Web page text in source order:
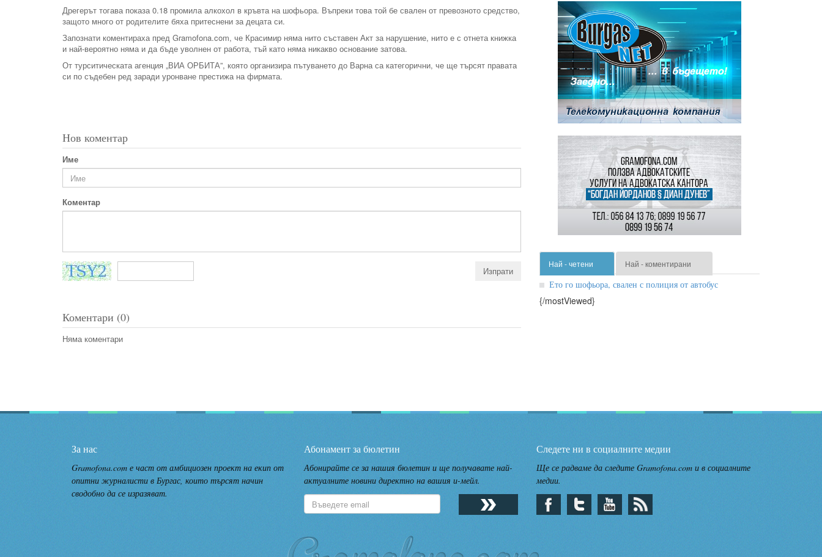
Дрегерът тогава показа 0.18 промила алкохол в кръвта на шофьора. Въпреки това той бе свален от превозното средство,
защото много от родителите бяха притеснени за децата си.
Запознати коментираха пред Gramofona.com, че Красимир няма нито съставен Акт за нарушение, нито е с отнета книжка
и най-вероятно няма и да бъде уволнен от работа, тъй като няма никакво основание затова.
От турситическата агенция „ВИА ОРБИТА”, която организира пътуването до Варна са категорични, че ще търсят правата
си по съдебен ред заради уронване престижа на фирмата.
Нов коментар
Име
Коментар
Коментари (0)
Няма коментари
Най - четени Най - коментирани
Ето го шофьора, свален с полиция от автобус
{/mostViewed}
За нас
Gramofona.com е част от амбициозен проект на екип от
опитни журналисти в Бургас, които търсят начин
сводобно да се изразяват.
Абонамент за бюлетин
Абонирайте се за нашия бюлетин и ще получавате най-
актуалните новини директно на вашия и-мейл.
Следете ни в социалните медии
Ще се радваме да следите Gramofona.com и в социалните
медии.